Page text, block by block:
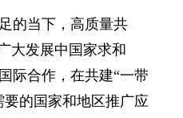
的当下，高质量共
大发展中国家求和
际合作，在共建“一带
的国家和地区推广应